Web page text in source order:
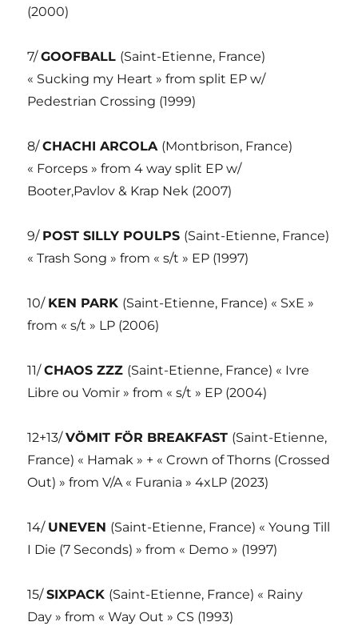
(2000)
7/GOOFBALL (Saint-Etienne, France)
« Sucking my Heart » from split EP w/
Pedestrian Crossing (1999)
8/CHACHI ARCOLA (Montbrison, France)
« Forceps » from 4 way split EP w/
Booter,Pavlov & Krap Nek (2007)
9/ POST SILLY POULPS (Saint-Etienne, France)
« Trash Song » from « s/t » EP (1997)
10/ KEN PARK (Saint-Etienne, France) « SxE »
from « s/t » LP (2006)
11/CHAOS ZZZ (Saint-Etienne, France) « Ivre
Libre ou Vomir » from « s/t » EP (2004)
12+13/VÖMIT FÖR BREAKFAST (Saint-Etienne,
France) « Hamak » + « Crown of Thorns (Crossed
Out) » from V/A « Furania » 4xLP (2023)
14/ UNEVEN (Saint-Etienne, France) « Young Till
I Die (7 Seconds) » from « Demo » (1997)
15/SIXPACK (Saint-Etienne, France) « Rainy
Day » from « Way Out » CS (1993)